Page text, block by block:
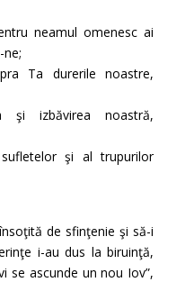
neamul omenesc ai
Ta durerile noastre,
şi izbăvirea noastră,
şi al trupurilor
de sfinţenie şi să-i
i-au dus la biruinţă,
se ascunde un nou Iov”,